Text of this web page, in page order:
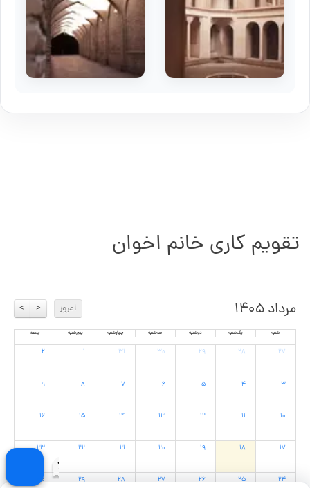
تقویم کاری خانم اخوان
< > امروز مرداد ۱۴۰۵
جمعه پنج‌شنبه چهارشنبه سه‌شنبه دوشنبه یک‌شنبه شنبه
۲ ۱ ۳۱ ۳۰ ۲۹ ۲۸ ۲۷
۹ ۸ ۷ ۶ ۵ ۴ ۳
۱۶ ۱۵ ۱۴ ۱۳ ۱۲ ۱۱ ۱۰
۲۳ ۲۲ ۲۱ ۲۰ ۱۹ ۱۸ ۱۷
۳۰ ۲۹ ۲۸ ۲۷ ۲۶ ۲۵ ۲۴